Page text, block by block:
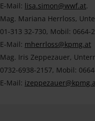
E-Mail: lisa.simon@wwf.at.
Mag. Mariana Herrloss,
01-313 32-730, Mobil: 0664-
E-Mail: mherrloss@kpmg.at
Mag. Iris Zeppezauer,
0732-6938-2157, Mobil:
E-Mail: